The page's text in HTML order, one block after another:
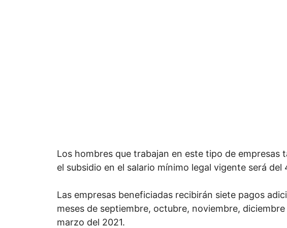
Los hombres que trabajan en este tipo de empresas
el subsidio en el salario mínimo legal vigente será del
Las empresas beneficiadas recibirán siete pagos
meses de septiembre, octubre, noviembre,
marzo del 2021.